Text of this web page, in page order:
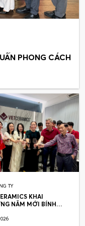
PHONG CÁCH
TY
KHAI
NĂM MỚI BÍNH